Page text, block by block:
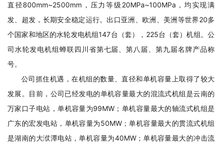
直径800mm~2500mm，压力等级20MPa~100MPa，均实现满
发、超发，长期安全稳定运行。出口亚洲、欧洲、美洲等世界20多
个国家和地区的水轮发电机组147台（套），225台（套）机组。公
司水轮发电机组蝉联四川省第七届、第八届、第九届名牌产品称
号。
公司抓住机遇，在机组的数量、直径和单机容量上取得了较大
发展。目前，公司已经发电的单机容量最大的混流式机组是云南的
万家口子电站，单机容量为99MW；单机容量最大的轴流式机组是
广东的宏发电站， 单机容量为50MW； 单机容量最大的贯流式机组
是湖南的大洑潭电站，单机容量为40MW； 单机容量最大的冲击流